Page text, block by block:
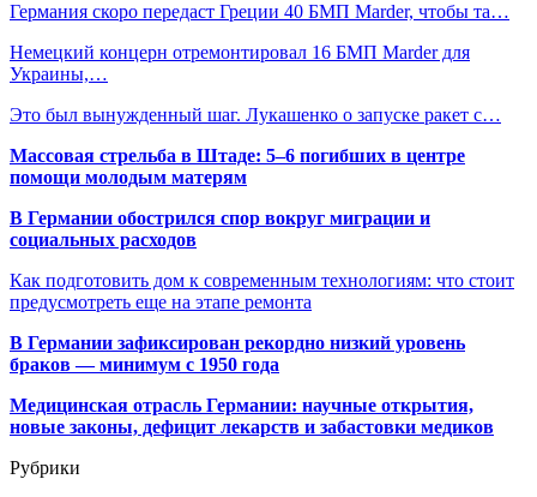
Германия скоро передаст Греции 40 БМП Marder, чтобы та…
Немецкий концерн отремонтировал 16 БМП Marder для
Украины,…
Это был вынужденный шаг. Лукашенко о запуске ракет с…
Массовая стрельба в Штаде: 5–6 погибших в центре
помощи молодым матерям
В Германии обострился спор вокруг миграции и
социальных расходов
Как подготовить дом к современным технологиям: что стоит
предусмотреть еще на этапе ремонта
В Германии зафиксирован рекордно низкий уровень
браков — минимум с 1950 года
Медицинская отрасль Германии: научные открытия,
новые законы, дефицит лекарств и забастовки медиков
Рубрики